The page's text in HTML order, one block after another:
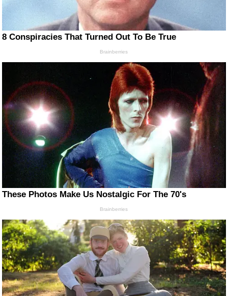
8 Conspiracies That Turned Out To Be True
Brainberries
These Photos Make Us Nostalgic For The 70's
Brainberries